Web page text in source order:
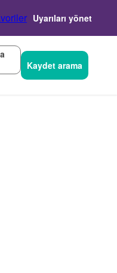
Uyarıları yönet
Kaydet arama